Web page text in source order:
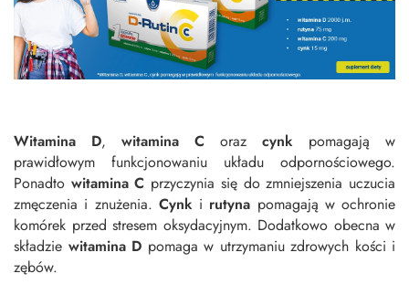
Witamina D, witamina C oraz cynk pomagają w
prawidłowym funkcjonowaniu układu odpornościowego.
Ponadto witamina C przyczynia się do zmniejszenia uczucia
zmęczenia i znużenia. Cynk i rutyna pomagają w ochronie
komórek przed stresem oksydacyjnym. Dodatkowo obecna w
składzie witamina D pomaga w utrzymaniu zdrowych kości i
zębów.